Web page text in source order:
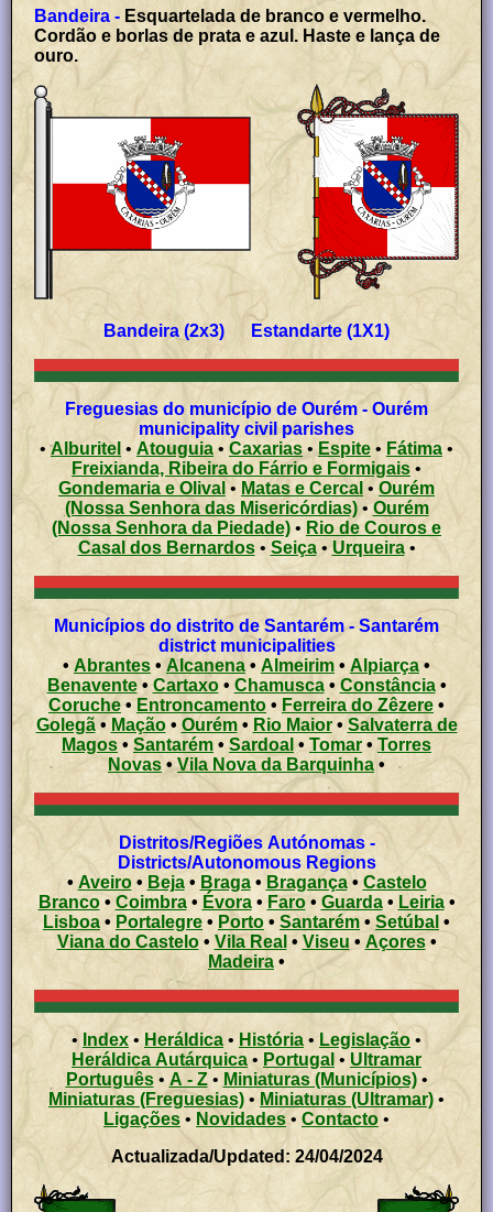
Bandeira - Esquartelada de branco e vermelho.
Cordão e borlas de prata e azul. Haste e lança de
ouro.
Bandeira (2x3) Estandarte (1X1)
Freguesias do município de Ourém - Ourém
municipality civil parishes
•Alburitel • Atouguia • Caxarias •Espite • Fátima •
Freixianda, Ribeira do Fárrio e Formigais •
Gondemaria e Olival • Matas e Cercal •Ourém
(Nossa Senhora das Misericórdias)•Ourém
(Nossa Senhora da Piedade) • Rio de Couros e
Casal dos Bernardos• Seiça•Urqueira•
Municípios do distrito de Santarém - Santarém
district municipalities
• Abrantes • Alcanena • Almeirim • Alpiarça •
Benavente• Cartaxo• Chamusca•Constância•
Coruche• Entroncamento • Ferreira do Zêzere •
Golegã• Mação• Ourém• Rio Maior• Salvaterra de
Magos • Santarém • Sardoal• Tomar • Torres
Novas • Vila Nova da Barquinha •
Distritos/Regiões Autónomas -
Districts/Autonomous Regions
• Aveiro• Beja• Braga• Bragança•Castelo
Branco• Coimbra• Évora•Faro• Guarda• Leiria•
Lisboa • Portalegre • Porto • Santarém •Setúbal •
Viana do Castelo• Vila Real • Viseu• Açores •
Madeira •
• Index• Heráldica • História • Legislação •
Heráldica Autárquica • Portugal • Ultramar
Português• A - Z• Miniaturas (Municípios)•
Miniaturas (Freguesias) •Miniaturas (Ultramar) •
Ligações • Novidades• Contacto •
Actualizada/Updated: 24/04/2024